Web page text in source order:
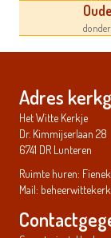
Adres
Het Witte Kerkje
Dr. Kimmijserlaan 28
6741 DR Lunteren
Ruimte huren:
Mail: